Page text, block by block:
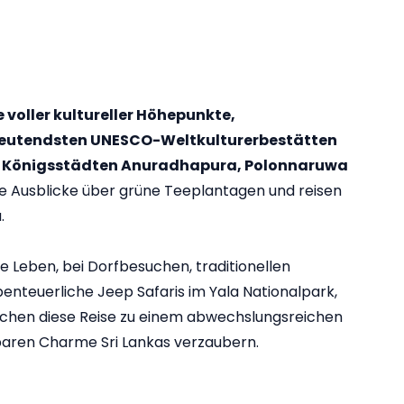
voller kultureller Höhepunkte,
UNESCO-Weltkulturerbestätten
Anuradhapura, Polonnaruwa
Ausblicke über grüne Teeplantagen und reisen
Leben, bei Dorfbesuchen, traditionellen
Jeep Safaris im Yala Nationalpark,
diese Reise zu einem abwechslungsreichen
Charme Sri Lankas verzaubern.